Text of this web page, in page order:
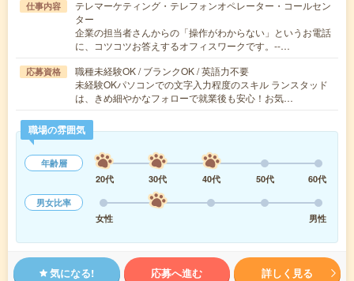
仕事内容
テレマーケティング・テレフォンオペレーター・コールセン
ター
企業の担当者さんからの「操作がわからない」というお電話
に、コツコツお答えするオフィスワークです。‐‐…
応募資格
職種未経験OK / ブランクOK / 英語力不要
未経験OKパソコンでの文字入力程度のスキル ランスタッド
は、きめ細やかなフォローで就業後も安心！お気…
職場の雰囲気
年齢層
20代
30代 40代 50代
60代
男女比率
女性
男性
気になる! 応募へ進む 詳しく見る